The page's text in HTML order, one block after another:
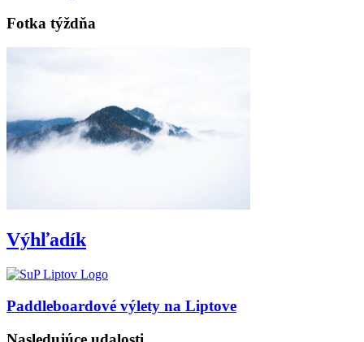
Fotka týždňa
Výhľadík
Paddleboardové výlety na Liptove